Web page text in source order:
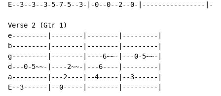
E--3--3--3-5-7-5--3-|-0--0--2--0-|----------------
Verse 2 (Gtr 1)
e---------|--------|--------|---------|
b---------|--------|--------|---------|
g---------|--------|----6~~-|---0-5~~-|
d---0-5~~-|----2~~-|---6----|---------|
a---------|---2----|--4-----|--3------|
E--3------|--0-----|--------|---------|